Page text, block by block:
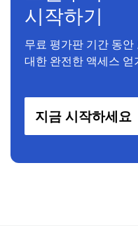
시작하기
무료 평가판 기간 동
대한 완전한 액세스 얻
지금 시작하세요